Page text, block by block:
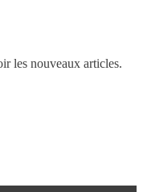
les nouveaux articles.